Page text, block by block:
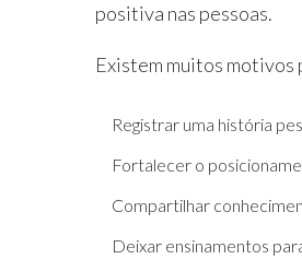
positiva nas pessoas.
Existem muitos motivos
Registrar uma história
Fortalecer o
Compartilhar
Deixar ensinamentos